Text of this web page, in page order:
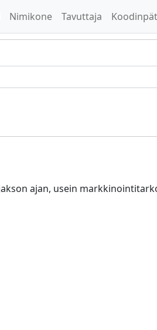
Nimikone Tavuttaja
ajan, usein